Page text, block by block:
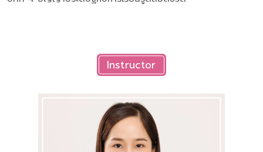
Instructor